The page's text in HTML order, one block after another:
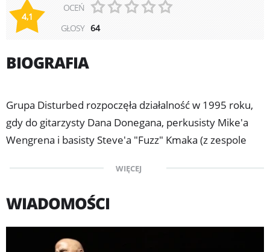
4,1
OCEŃ
GŁOSY 64
BIOGRAFIA
Grupa Disturbed rozpoczęła działalność w 1995 roku,
gdy do gitarzysty Dana Donegana, perkusisty Mike'a
Wengrena i basisty Steve'a "Fuzz" Kmaka (z zespole
Moyer.) dołączył wokalista David Draiman, który zgłosił
odpowiadając na prasowe ogłoszenie.
Disturbed, który wykonuje muzykę zaliczaną do takich
gatunków jak heavy metal, hard rock, nu metal, ma na
WIĘCEJ
WIADOMOŚCI